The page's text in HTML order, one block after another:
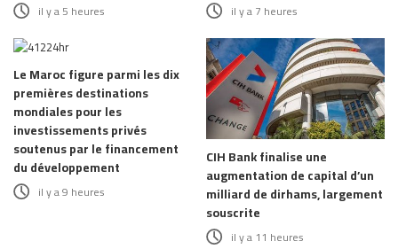
il y a 5 heures il y a 7 heures
Le Maroc figure parmi les dix
premières destinations
mondiales pour les
investissements privés
soutenus par le financement
du développement
il y a 9 heures
CIH Bank finalise une
augmentation de capital d’un
milliard de dirhams, largement
souscrite
il y a 11 heures